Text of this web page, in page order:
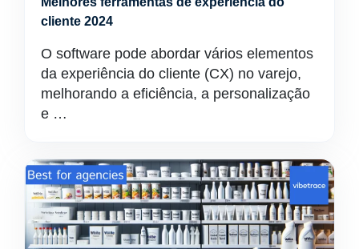
cliente 2024
O software pode abordar vários elementos
da experiência do cliente (CX) no varejo,
melhorando a eficiência, a personalização
e …